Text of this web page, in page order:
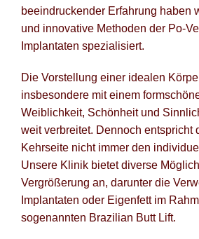
beeindruckender Erfahrung haben
und innovative Methoden der Po-
Implantaten spezialisiert.
Die Vorstellung einer idealen
insbesondere mit einem
Weiblichkeit, Schönheit und
weit verbreitet. Dennoch entspricht
Kehrseite nicht immer den
Unsere Klinik bietet diverse
Vergrößerung an, darunter die
Implantaten oder Eigenfett im
sogenannten Brazilian Butt Lift.